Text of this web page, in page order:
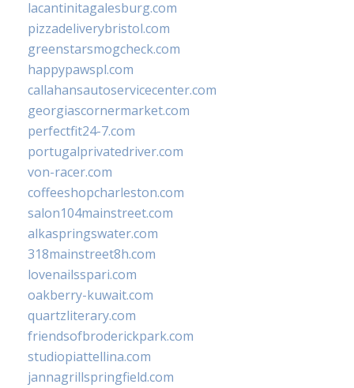
lacantinitagalesburg.com
pizzadeliverybristol.com
greenstarsmogcheck.com
happypawspl.com
callahansautoservicecenter.com
georgiascornermarket.com
perfectfit24-7.com
portugalprivatedriver.com
von-racer.com
coffeeshopcharleston.com
salon104mainstreet.com
alkaspringswater.com
318mainstreet8h.com
lovenailsspari.com
oakberry-kuwait.com
quartzliterary.com
friendsofbroderickpark.com
studiopiattellina.com
jannagrillspringfield.com